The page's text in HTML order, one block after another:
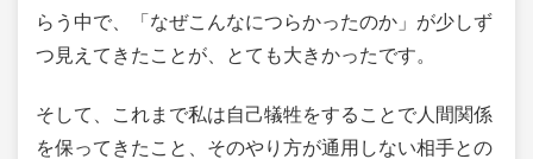
らう中で、「なぜこんなにつらかったのか」が少しず
つ見えてきたことが、とても大きかったです。
そして、これまで私は自己犠牲をすることで人間関係
を保ってきたこと、そのやり方が通用しない相手との